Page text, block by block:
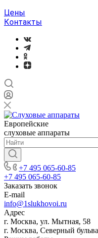
Цены
Контакты
Европейские
слуховые аппараты
+7 495 065-60-85
+7 495 065-60-85
Заказать звонок
E-mail
info@1slukhovoi.ru
Адрес
г. Москва, ул. Мытная, 58
г. Москва, Северный